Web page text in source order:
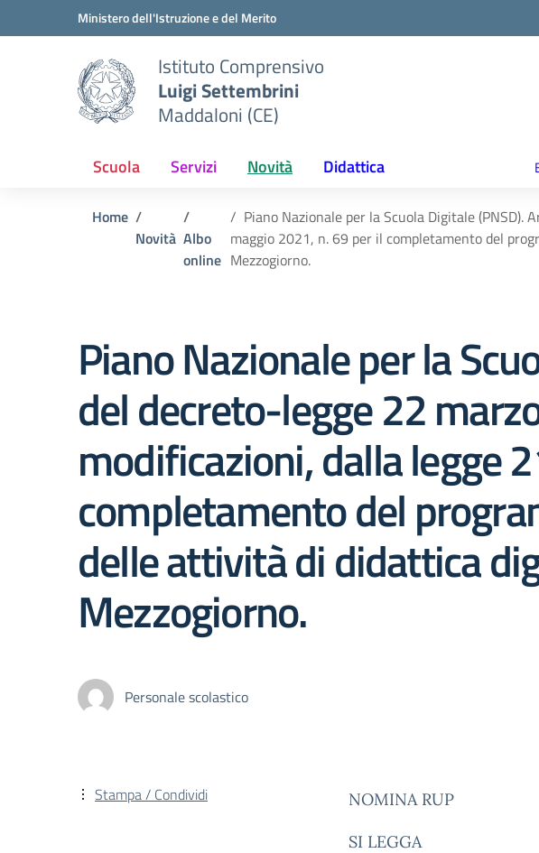
Vai ai contenuti
Vai al menu di navigazioneMinistero dell'Istruzione e del Merito
Istituto Comprensivo
Luigi Settembrini
Maddaloni (CE)
Scuola Servizi Novità Didattica
Home
Novità Albo
online
Piano Nazionale per la Scuola Digitale
maggio 2021, n. 69 per il completamento del
Mezzogiorno.
Piano Nazionale per la
del decreto-legge 22
modificazioni, dalla legge
completamento del
delle attività di didattica
Mezzogiorno.
Personale scolastico
NOMINA RUP
SI LEGGA
Stampa / Condividi